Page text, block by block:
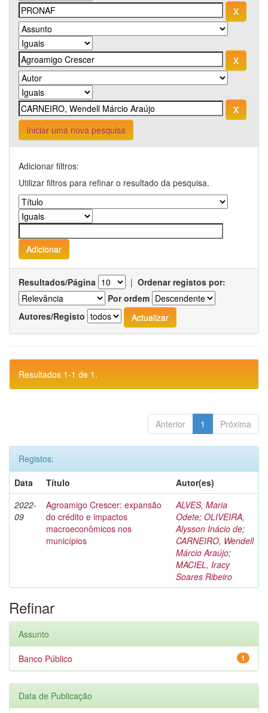
Iniciar uma nova pesquisa
Adicionar filtros:
Utilizar filtros para refinar o resultado da pesquisa.
Resultados/Página | Ordenar registos por:
Por ordem
Autores/Registo
Resultados 1-1 de 1.
Anterior 1 Próxima
Registos:
Data
Título
Autor(es)
2022-
09
Agroamigo Crescer: expansão
do crédito e impactos
macroeconômicos nos
municípios
ALVES, Maria
Odete; OLIVEIRA,
Alysson Inácio de;
CARNEIRO, Wendell
Márcio Araújo;
MACIEL, Iracy
Soares Ribeiro
Refinar
Assunto
1
Banco Público
Data de Publicação